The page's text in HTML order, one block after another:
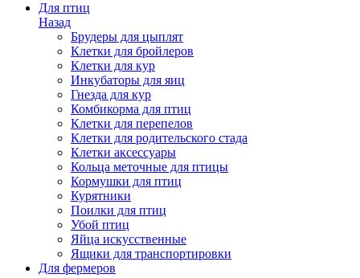
Для птиц
Назад
Брудеры для цыплят
Клетки для бройлеров
Клетки для кур
Инкубаторы для яиц
Гнезда для кур
Комбикорма для птиц
Клетки для перепелов
Клетки для родительского стада
Клетки аксессуары
Кольца меточные для птицы
Кормушки для птиц
Курятники
Поилки для птиц
Убой птиц
Яйца искусственные
Ящики для транспортировки
Для фермеров